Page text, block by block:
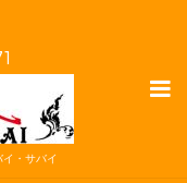
・サバイ